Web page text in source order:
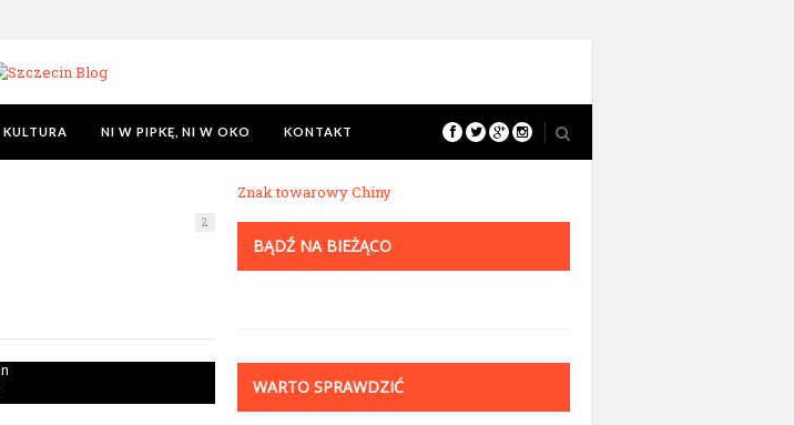
KULTURA NI W PIPKĘ, NI W OKO KONTAKT
2
Znak towarowy Chiny
BĄDŹ NA BIEŻĄCO
WARTO SPRAWDZIĆ